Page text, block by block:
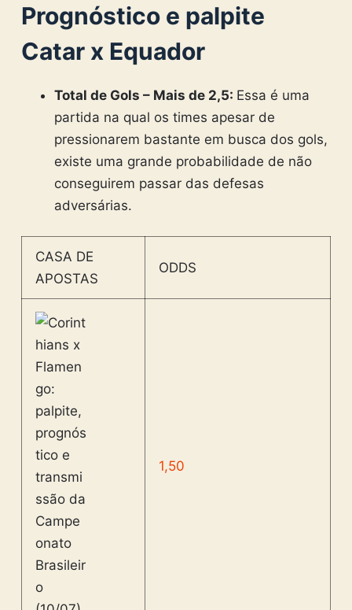
Prognóstico e palpite
Catar x Equador
Total de Gols – Mais de 2,5: Essa é uma
partida na qual os times apesar de
pressionarem bastante em busca dos gols,
existe uma grande probabilidade de não
conseguirem passar das defesas
adversárias.
CASA DE
APOSTAS
ODDS
1,50